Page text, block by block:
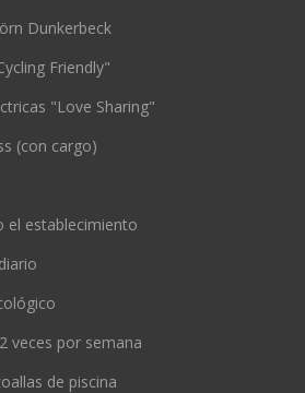
Dunkerbeck
Friendly"
"Love Sharing"
(con cargo)
el establecimiento
veces por semana
de piscina